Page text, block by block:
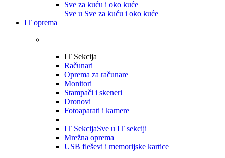
Sve za kuću i oko kuće
Sve u Sve za kuću i oko kuće
IT oprema
IT Sekcija
Računari
Oprema za računare
Monitori
Stampači i skeneri
Dronovi
Fotoaparati i kamere
IT SekcijaSve u IT sekciji
Mrežna oprema
USB fleševi i memorijske kartice